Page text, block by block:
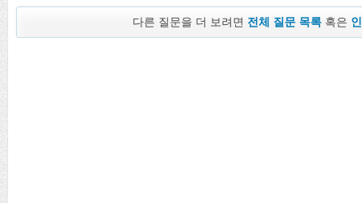
다른 질문을 더 보려면 전체 질문 목록 혹은